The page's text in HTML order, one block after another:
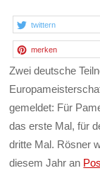
twittern
merken
Zwei deutsche
gemeldet: Für
das erste Mal, für
dritte Mal. Rösner
diesem Jahr an